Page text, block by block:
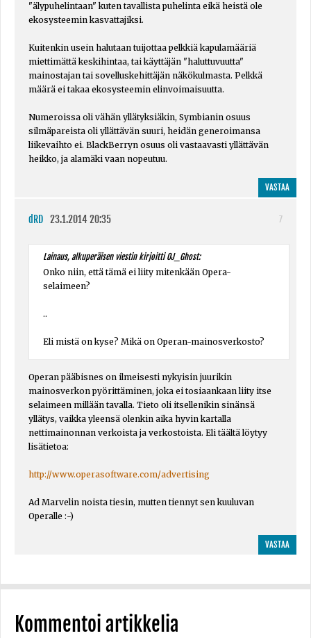
"älypuhelintaan" kuten tavallista puhelinta eikä heistä ole
ekosysteemin kasvattajiksi.
Kuitenkin usein halutaan tuijottaa pelkkiä kapulamääriä
miettimättä keskihintaa, tai käyttäjän "haluttuvuutta"
mainostajan tai sovelluskehittäjän näkökulmasta. Pelkkä
määrä ei takaa ekosysteemin elinvoimaisuutta.
Numeroissa oli vähän yllätyksiäkin, Symbianin osuus
silmäpareista oli yllättävän suuri, heidän generoimansa
liikevaihto ei. BlackBerryn osuus oli vastaavasti yllättävän
heikko, ja alamäki vaan nopeutuu.
VASTAA
dRD 23.1.2014 20:35 7
Lainaus, alkuperäisen viestin kirjoitti OJ_Ghost:
Onko niin, että tämä ei liity mitenkään Opera-
selaimeen?
..
Eli mistä on kyse? Mikä on Operan-mainosverkosto?
Operan pääbisnes on ilmeisesti nykyisin juurikin
mainosverkon pyörittäminen, joka ei tosiaankaan liity itse
selaimeen millään tavalla. Tieto oli itsellenikin sinänsä
yllätys, vaikka yleensä olenkin aika hyvin kartalla
nettimainonnan verkoista ja verkostoista. Eli täältä löytyy
lisätietoa:
http://www.operasoftware.com/advertising
Ad Marvelin noista tiesin, mutten tiennyt sen kuuluvan
Operalle :-)
VASTAA
Kommentoi artikkelia